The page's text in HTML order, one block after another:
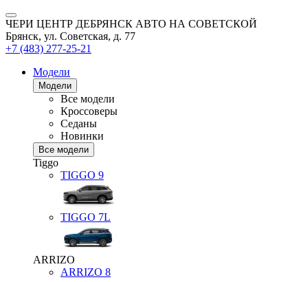
ЧЕРИ ЦЕНТР ДЕБРЯНСК АВТО НА СОВЕТСКОЙ
Брянск, ул. Советская, д. 77
+7 (483) 277-25-21
Модели
Модели
Все модели
Кроссоверы
Седаны
Новинки
Все модели
Tiggo
TIGGO 9
TIGGO 7L
ARRIZO
ARRIZO 8